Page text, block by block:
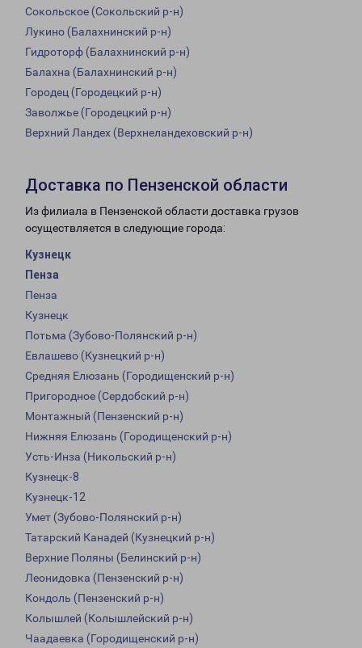
Сокольское (Сокольский р-н)
Лукино (Балахнинский р-н)
Гидроторф (Балахнинский р-н)
Балахна (Балахнинский р-н)
Городец (Городецкий р-н)
Заволжье (Городецкий р-н)
Верхний Ландех (Верхнеландеховский р-н)
Доставка по Пензенской области
Из филиала в Пензенской области доставка грузов
осуществляется в следующие города:
Кузнецк
Пенза
Пенза
Кузнецк
Потьма (Зубово-Полянский р-н)
Евлашево (Кузнецкий р-н)
Средняя Елюзань (Городищенский р-н)
Пригородное (Сердобский р-н)
Монтажный (Пензенский р-н)
Нижняя Елюзань (Городищенский р-н)
Усть-Инза (Никольский р-н)
Кузнецк-8
Кузнецк-12
Умет (Зубово-Полянский р-н)
Татарский Канадей (Кузнецкий р-н)
Верхние Поляны (Белинский р-н)
Леонидовка (Пензенский р-н)
Кондоль (Пензенский р-н)
Колышлей (Колышлейский р-н)
Чаадаевка (Городищенский р-н)